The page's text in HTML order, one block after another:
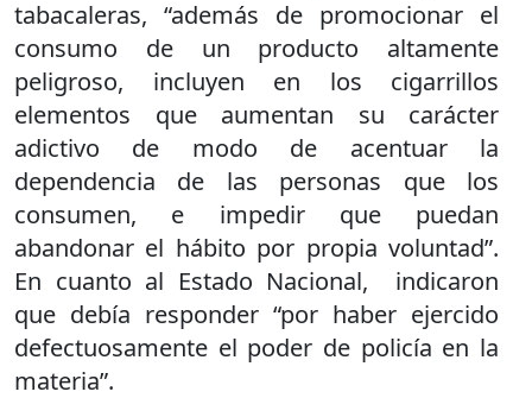
tabacaleras, “además de promocionar el
consumo de un producto altamente
peligroso, incluyen en los cigarrillos
elementos que aumentan su carácter
adictivo de modo de acentuar la
dependencia de las personas que los
consumen, e impedir que puedan
abandonar el hábito por propia voluntad”.
En cuanto al Estado Nacional, indicaron
que debía responder “por haber ejercido
defectuosamente el poder de policía en la
materia”.